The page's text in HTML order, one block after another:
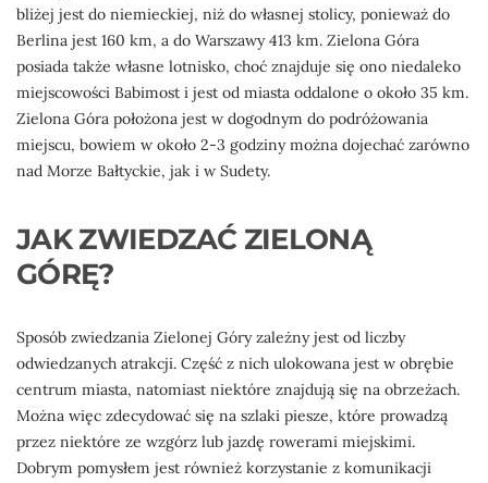
bliżej jest do niemieckiej, niż do własnej stolicy, ponieważ do
Berlina jest 160 km, a do Warszawy 413 km. Zielona Góra
posiada także własne lotnisko, choć znajduje się ono niedaleko
miejscowości Babimost i jest od miasta oddalone o około 35 km.
Zielona Góra położona jest w dogodnym do podróżowania
miejscu, bowiem w około 2-3 godziny można dojechać zarówno
nad Morze Bałtyckie, jak i w Sudety.
JAK ZWIEDZAĆ ZIELONĄ
GÓRĘ?
Sposób zwiedzania Zielonej Góry zależny jest od liczby
odwiedzanych atrakcji. Część z nich ulokowana jest w obrębie
centrum miasta, natomiast niektóre znajdują się na obrzeżach.
Można więc zdecydować się na szlaki piesze, które prowadzą
przez niektóre ze wzgórz lub jazdę rowerami miejskimi.
Dobrym pomysłem jest również korzystanie z komunikacji